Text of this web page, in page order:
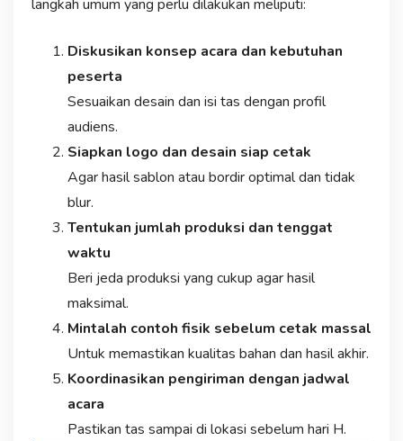
langkah umum yang perlu dilakukan meliputi:
Diskusikan konsep acara dan kebutuhan
peserta
Sesuaikan desain dan isi tas dengan profil
audiens.
Siapkan logo dan desain siap cetak
Agar hasil sablon atau bordir optimal dan tidak
blur.
Tentukan jumlah produksi dan tenggat
waktu
Beri jeda produksi yang cukup agar hasil
maksimal.
Mintalah contoh fisik sebelum cetak massal
Untuk memastikan kualitas bahan dan hasil akhir.
Koordinasikan pengiriman dengan jadwal
acara
Pastikan tas sampai di lokasi sebelum hari H.